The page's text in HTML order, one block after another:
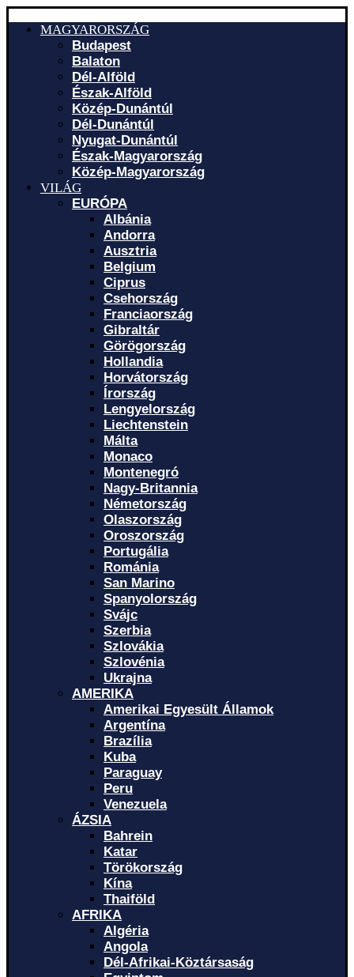
MAGYARORSZÁG
Budapest
Balaton
Dél-Alföld
Észak-Alföld
Közép-Dunántúl
Dél-Dunántúl
Nyugat-Dunántúl
Észak-Magyarország
Közép-Magyarország
VILÁG
EURÓPA
Albánia
Andorra
Ausztria
Belgium
Ciprus
Csehország
Franciaország
Gibraltár
Görögország
Hollandia
Horvátország
Írország
Lengyelország
Liechtenstein
Málta
Monaco
Montenegró
Nagy-Britannia
Németország
Olaszország
Oroszország
Portugália
Románia
San Marino
Spanyolország
Svájc
Szerbia
Szlovákia
Szlovénia
Ukrajna
AMERIKA
Amerikai Egyesült Államok
Argentína
Brazília
Kuba
Paraguay
Peru
Venezuela
ÁZSIA
Bahrein
Katar
Törökország
Kína
Thaiföld
AFRIKA
Algéria
Angola
Dél-Afrikai-Köztársaság